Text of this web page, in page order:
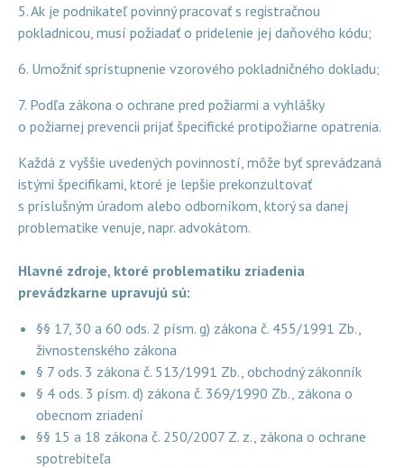
5. Ak je podnikateľ povinný pracovať s registračnou
pokladnicou, musí požiadať o pridelenie jej daňového kódu;
6. Umožniť sprístupnenie vzorového pokladničného dokladu;
7. Podľa zákona o ochrane pred požiarmi a vyhlášky
o požiarnej prevencii prijať špecifické protipožiarne opatrenia.
Každá z vyššie uvedených povinností, môže byť sprevádzaná
istými špecifikami, ktoré je lepšie prekonzultovať
s príslušným úradom alebo odborníkom, ktorý sa danej
problematike venuje, napr. advokátom.
Hlavné zdroje, ktoré problematiku zriadenia
prevádzkarne upravujú sú:
§§ 17, 30 a 60 ods. 2 písm. g) zákona č. 455/1991 Zb.,
živnostenského zákona
§ 7 ods. 3 zákona č. 513/1991 Zb., obchodný zákonník
§ 4 ods. 3 písm. d) zákona č. 369/1990 Zb., zákona o
obecnom zriadení
§§ 15 a 18 zákona č. 250/2007 Z. z., zákona o ochrane
spotrebiteľa